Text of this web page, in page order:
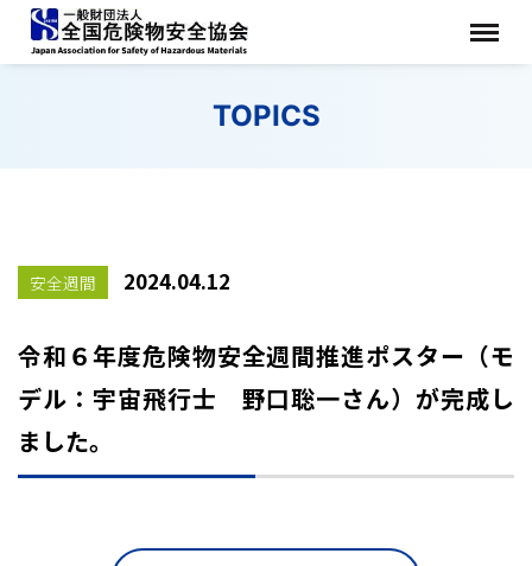
TOPICS
安全週間 2024.04.12
令和６年度危険物安全週間推進ポスター（モ
デル：宇宙飛行士 野口聡一さん）が完成し
ました。